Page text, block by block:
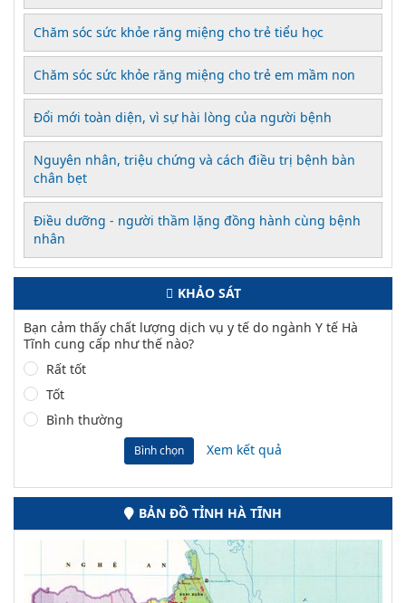
Chăm sóc sức khỏe răng miệng cho trẻ tiểu học
Chăm sóc sức khỏe răng miệng cho trẻ em mầm non
Đổi mới toàn diện, vì sự hài lòng của người bệnh
Nguyên nhân, triệu chứng và cách điều trị bệnh bàn
chân bẹt
Điều dưỡng - người thầm lặng đồng hành cùng bệnh
nhân
KHẢO SÁT
Bạn cảm thấy chất lượng dịch vụ y tế do ngành Y tế Hà
Tĩnh cung cấp như thế nào?
Rất tốt
Tốt
Bình thường
Bình chọn Xem kết quả
BẢN ĐỒ TỈNH HÀ TĨNH